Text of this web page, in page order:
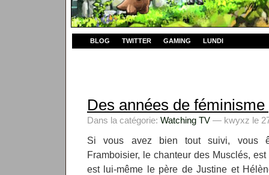
BLOG TWITTER GAMING LUNDI
Des années de
Dans la catégorie: Watching TV — kwyxz le
Si vous avez bien tout suivi, vous
Framboisier, le chanteur des Musclés,
est lui-même le père de Justine et